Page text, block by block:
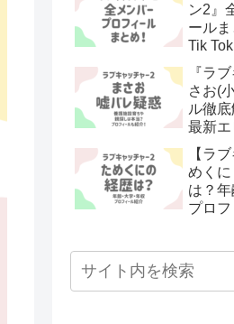
ン2』
ール
Tik
『ラ
さお(
ル徹
最新
【ラ
めく
は？
プロフ